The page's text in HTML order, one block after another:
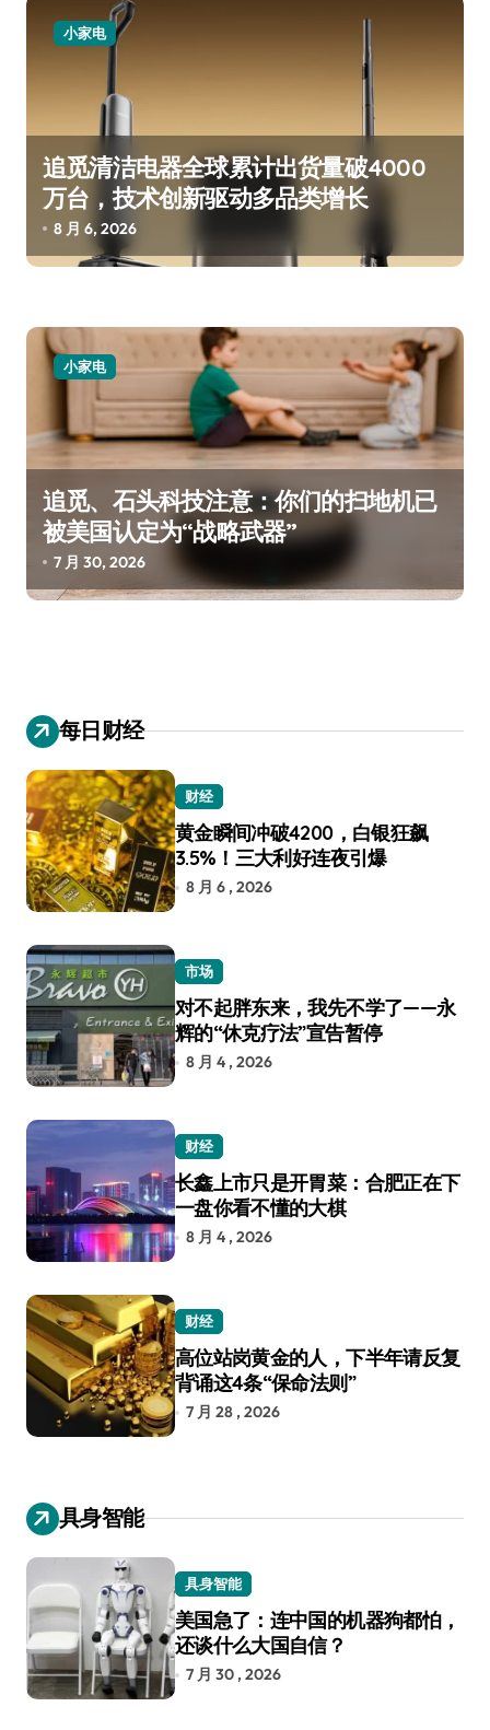
小家电
追觅清洁电器全球累计出货量破4000
万台，技术创新驱动多品类增长
8 月 6, 2026
小家电
追觅、石头科技注意：你们的扫地机已
被美国认定为“战略武器”
7 月 30, 2026
每日财经
财经
黄金瞬间冲破4200，白银狂飙
3.5%！三大利好连夜引爆
8 月 6 , 2026
市场
对不起胖东来，我先不学了——永
辉的“休克疗法”宣告暂停
8 月 4 , 2026
财经
长鑫上市只是开胃菜：合肥正在下
一盘你看不懂的大棋
8 月 4 , 2026
财经
高位站岗黄金的人，下半年请反复
背诵这4条“保命法则”
7 月 28 , 2026
具身智能
具身智能
美国急了：连中国的机器狗都怕，
还谈什么大国自信？
7 月 30 , 2026